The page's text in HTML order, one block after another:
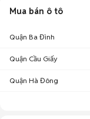
Mua bán ô tô
Quận Ba Đình
Quận Cầu Giấy
Quận Hà Đông